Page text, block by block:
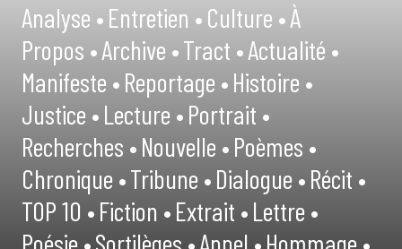
Analyse •Entretien •Culture •À
Propos •Archive •Tract •Actualité •
Manifeste •Reportage •Histoire •
Justice •Lecture •Portrait •
Recherches •Nouvelle •Poèmes •
Chronique •Tribune •Dialogue •Récit •
TOP 10 •Fiction •Extrait •Lettre •